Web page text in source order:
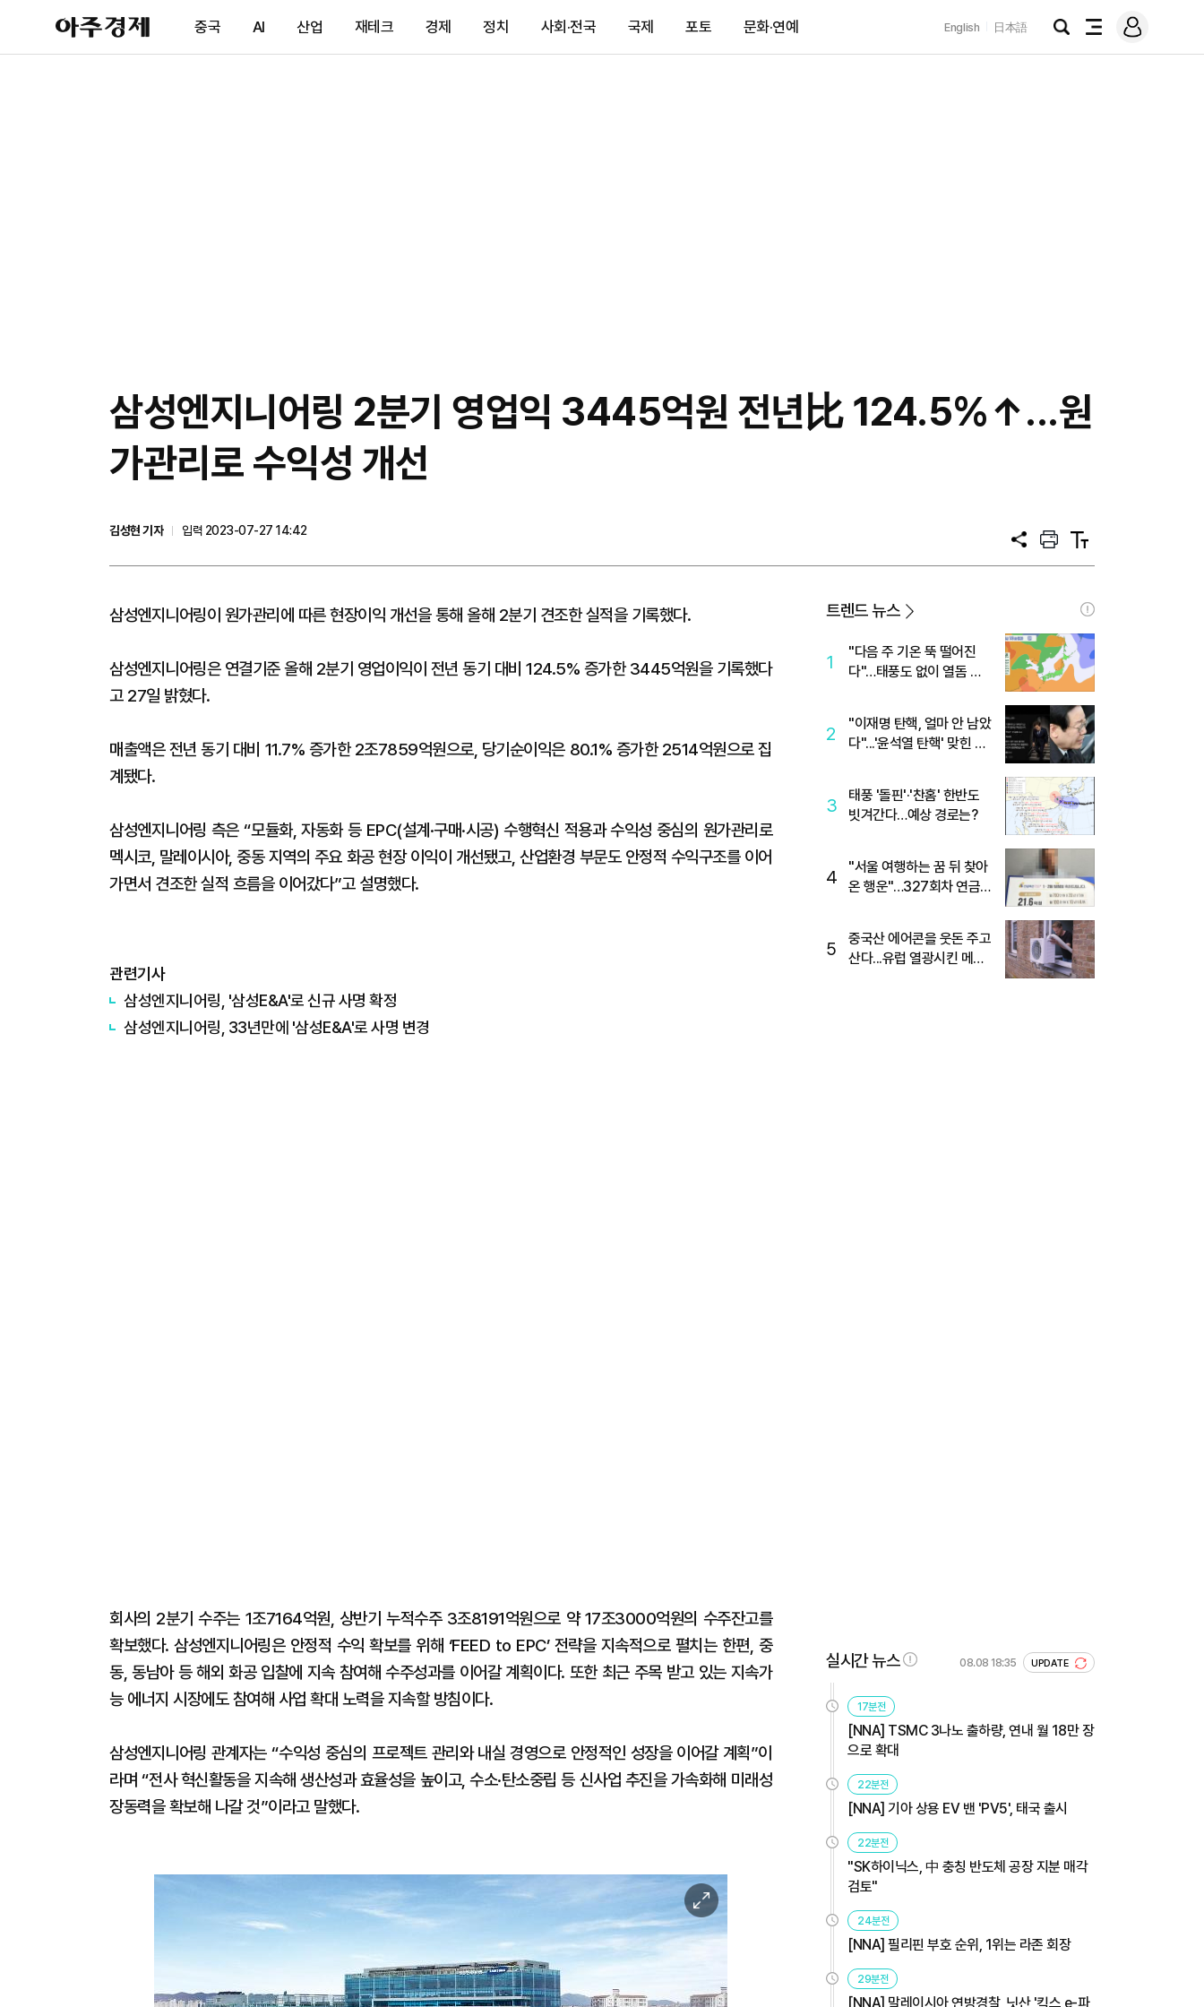
아
주
제
중국 AI 산업 재테크 경제 정치 사회·전국 국제 포토 문화·연예 English 日本語
검
전
메
그
삼성엔지니어링 2분기 영업익 3445억원 전년比 124.5%↑...원
가관리로 수익성 개선
김성현 기자
입력 2023-07-27 14:42
공
프
트
텍
트
삼성엔지니어링이 원가관리에 따른 현장이익 개선을 통해 올해 2분기 견조한 실적을 기록했다.
삼성엔지니어링은 연결기준 올해 2분기 영업이익이 전년 동기 대비 124.5% 증가한 3445억원을 기록했다
고 27일 밝혔다.
매출액은 전년 동기 대비 11.7% 증가한 2조7859억원으로, 당기순이익은 80.1% 증가한 2514억원으로 집
계됐다.
삼성엔지니어링 측은 “모듈화, 자동화 등 EPC(설계·구매·시공) 수행혁신 적용과 수익성 중심의 원가관리로
멕시코, 말레이시아, 중동 지역의 주요 화공 현장 이익이 개선됐고, 산업환경 부문도 안정적 수익구조를 이어
가면서 견조한 실적 흐름을 이어갔다”고 설명했다.
관련기사
삼성엔지니어링, '삼성E&A'로 신규 사명 확정
삼성엔지니어링, 33년만에 '삼성E&A'로 사명 변경
회사의 2분기 수주는 1조7164억원, 상반기 누적수주 3조8191억원으로 약 17조3000억원의 수주잔고를
확보했다. 삼성엔지니어링은 안정적 수익 확보를 위해 ‘FEED to EPC’ 전략을 지속적으로 펼치는 한편, 중
동, 동남아 등 해외 화공 입찰에 지속 참여해 수주성과를 이어갈 계획이다. 또한 최근 주목 받고 있는 지속가
능 에너지 시장에도 참여해 사업 확대 노력을 지속할 방침이다.
삼성엔지니어링 관계자는 “수익성 중심의 프로젝트 관리와 내실 경영으로 안정적인 성장을 이어갈 계획”이
라며 “전사 혁신활동을 지속해 생산성과 효율성을 높이고, 수소·탄소중립 등 신사업 추진을 가속화해 미래성
장동력을 확보해 나갈 것”이라고 말했다.
이
미
트렌드 뉴스
1
"다음 주 기온 뚝 떨어진
다"…태풍도 없이 열돔 박
2
"이재명 탄핵, 얼마 안 남았
다"...'윤석열 탄핵' 맞힌 무
3
태풍 '돌핀'·'찬홈' 한반도
빗겨간다…예상 경로는?
4
"서울 여행하는 꿈 뒤 찾아
온 행운"…327회차 연금
5
중국산 에어콘을 웃돈 주고
산다...유럽 열광시킨 메이
실시간 뉴스 08.08 18:35 UPDATE
17분전
[NNA] TSMC 3나노 출하량, 연내 월 18만 장
으로 확대
22분전
[NNA] 기아 상용 EV 밴 'PV5', 태국 출시
22분전
"SK하이닉스, 中 충칭 반도체 공장 지분 매각
검토"
24분전
[NNA] 필리핀 부호 순위, 1위는 라존 회장
29분전
[NNA] 말레이시아 연방경찰, 닛산 '킥스 e-파